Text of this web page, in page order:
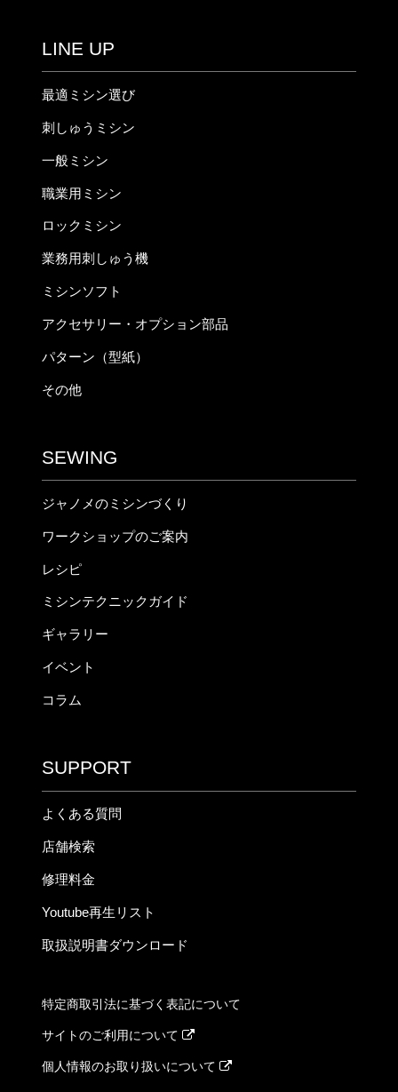
LINE UP
最適ミシン選び
刺しゅうミシン
一般ミシン
職業用ミシン
ロックミシン
業務用刺しゅう機
ミシンソフト
アクセサリー・オプション部品
パターン（型紙）
その他
SEWING
ジャノメのミシンづくり
ワークショップのご案内
レシピ
ミシンテクニックガイド
ギャラリー
イベント
コラム
SUPPORT
よくある質問
店舗検索
修理料金
Youtube再生リスト
取扱説明書ダウンロード
特定商取引法に基づく表記について
サイトのご利用について
個人情報のお取り扱いについて